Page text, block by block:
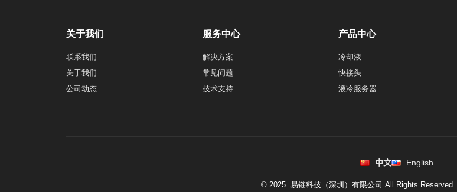
关于我们
联系我们
关于我们
公司动态
服务中心
解决方案
常见问题
技术支持
产品中心
冷却液
快接头
液冷服务器
中文 English
© 2025. 易链科技（深圳）有限公司 All Rights Reserved.